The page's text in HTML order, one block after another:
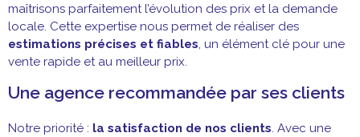
maîtrisons parfaitement l’évolution des prix et la demande
locale. Cette expertise nous permet de réaliser des
estimations précises et fiables, un élément clé pour une
vente rapide et au meilleur prix.
Une agence recommandée par ses clients
Notre priorité : la satisfaction de nos clients. Avec une